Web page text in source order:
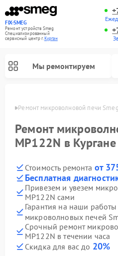
FIX-SMEG
Ремонт устройств Smeg
Специализированный
cервисный центр г.Курган
Мы ремонтируем
Ремонт микроволновой печи
Ремонт
MP122N в Кургане
Стоимость ремонта от
Бесплатная
Привезем и увезем
MP122N сами
Гарантия на наши
микроволновых печей
Срочный ремонт
MP122N в течении часа
Скидка для вас до 20%